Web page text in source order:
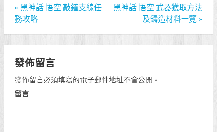
« 黑神話 悟空 敲鐘支線任
務攻略
黑神話 悟空 武器獲取方法
及鑄造材料一覽 »
發佈留言
發佈留言必須填寫的電子郵件地址不會公開。
留言